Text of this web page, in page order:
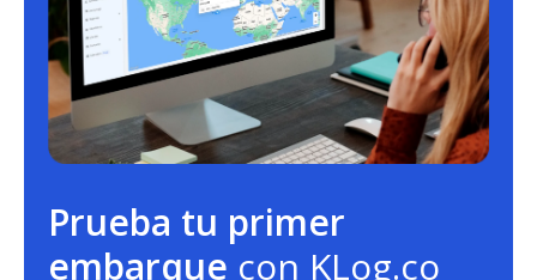
Prueba tu primer
embarque con KLog.co